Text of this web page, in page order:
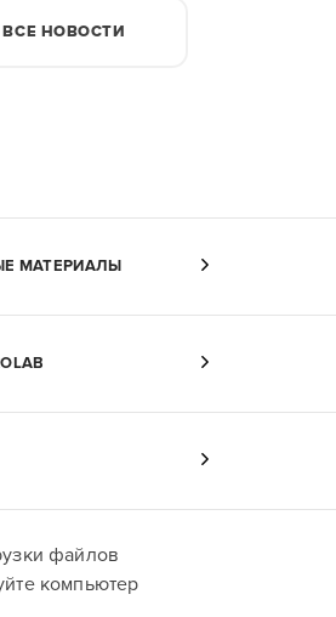
ВСЕ НОВОСТИ
МАТЕРИАЛЫ
файлов
компьютер